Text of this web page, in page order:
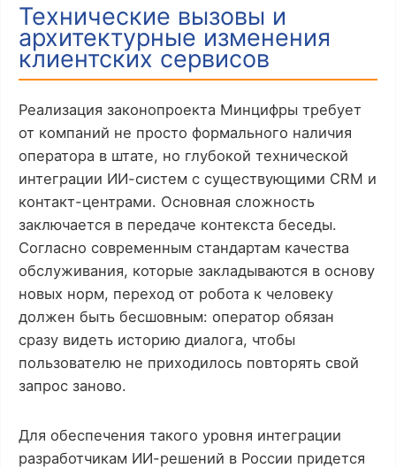
Технические вызовы и
архитектурные изменения
клиентских сервисов
Реализация законопроекта Минцифры требует
от компаний не просто формального наличия
оператора в штате, но глубокой технической
интеграции ИИ-систем с существующими CRM и
контакт-центрами. Основная сложность
заключается в передаче контекста беседы.
Согласно современным стандартам качества
обслуживания, которые закладываются в основу
новых норм, переход от робота к человеку
должен быть бесшовным: оператор обязан
сразу видеть историю диалога, чтобы
пользователю не приходилось повторять свой
запрос заново.
Для обеспечения такого уровня интеграции
разработчикам ИИ-решений в России придется